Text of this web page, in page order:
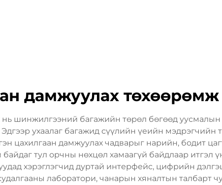
дамжуулах төхөөрөмж
шинжилгээний багажийн төрөл бөгөөд
ухаалаг багажид сүүлийн үеийн мэдрэгчийн
цахилгаан дамжуулах чадварыг нарийн, бодит
тул орчны нөхцөл хамаагүй байдлаар итгэл
хэрэглэгчид дуртай интерфейс, цифрийн
лаборатори, чанарын хяналтын талбарт